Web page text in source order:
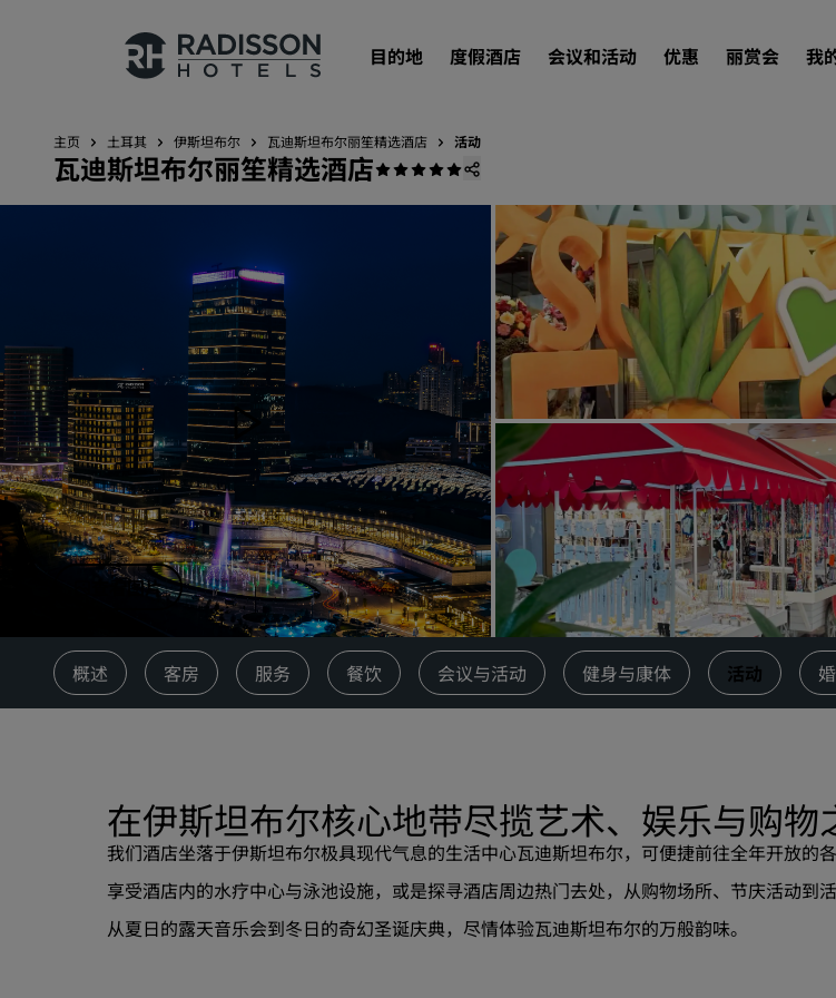
目的地 度假酒店 会议和活动 优惠 丽赏会 我
我们的品牌
中国附属品牌
目的地
度假酒
服务式
机场酒店
新开业
会议和
探索丽
预订会
请求报
活动目
行业方
搜索航
搜索航
搜索餐
主页 土耳其 伊斯坦布尔 瓦迪斯坦布尔丽笙精选酒店 活动
瓦迪斯坦布尔丽笙精选酒店
查看图片
概述 客房 服务 餐饮 会议与活动 健身与康体 活动
在伊斯坦布尔核心地带尽揽艺术、娱乐与购物
我们酒店坐落于伊斯坦布尔极具现代气息的生活中心瓦迪斯坦布尔，可便捷前往全年开放的
享受酒店内的水疗中心与泳池设施，或是探寻酒店周边热门去处，从购物场所、节庆活动到
从夏日的露天音乐会到冬日的奇幻圣诞庆典，尽情体验瓦迪斯坦布尔的万般韵味。